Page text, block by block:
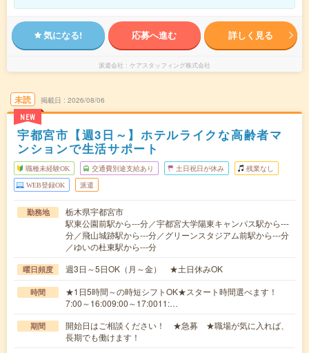
気になる! 応募へ進む 詳しく見る
派遣会社 ケアスタッフィング株式会社
未読
NEW
掲載日 2026/08/06
宇都宮市【週3日～】ホテルライクな高齢者マ
ンションで生活サポート
職種未経験OK 交通費別途支給あり 土日祝日が休み 残業なし
WEB登録OK 派遣
勤務地
栃木県宇都宮市
駅東公園前駅から---分／宇都宮大学陽東キャンパス駅から---
分／飛山城跡駅から---分／グリーンスタジアム前駅から---分
／ゆいの杜東駅から---分
曜日頻度 週3日～5日OK（月～金） ★土日休みOK
時間
★1日5時間～の時短シフトOK★スタート時間選べます！
7:00～16:009:00～17:0011:…
期間
開始日はご相談ください！ ★急募 ★職場が気に入れば、
長期でも働けます！